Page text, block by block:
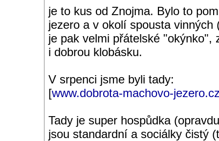
je to kus od Znojma. Bylo to
jezero a v okolí spousta
je pak velmi přátelské
i dobrou klobásku.
V srpenci jsme byli tady:
[www.dobrota-machovo-
Tady je super hospůdka
jsou standardní a sociálky čistý